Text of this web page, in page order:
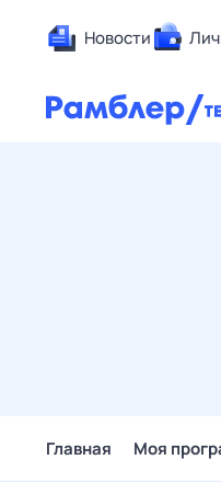
Новости
Главная Моя